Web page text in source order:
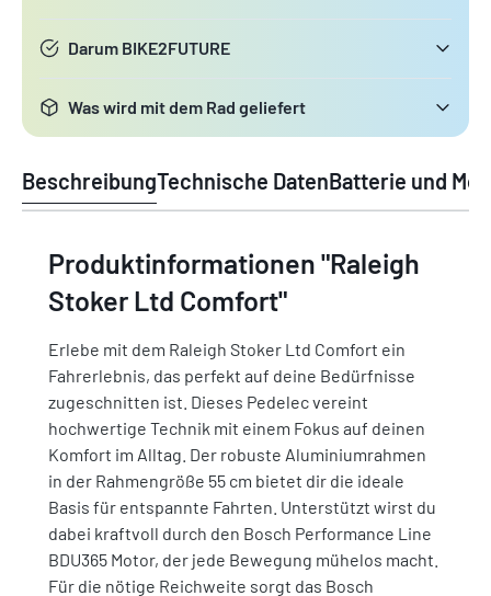
Darum BIKE2FUTURE
Was wird mit dem Rad geliefert
BeschreibungTechnische DatenBatterie und
Produktinformationen "Raleigh
Stoker Ltd Comfort"
Erlebe mit dem Raleigh Stoker Ltd Comfort ein
Fahrerlebnis, das perfekt auf deine Bedürfnisse
zugeschnitten ist. Dieses Pedelec vereint
hochwertige Technik mit einem Fokus auf deinen
Komfort im Alltag. Der robuste Aluminiumrahmen
in der Rahmengröße 55 cm bietet dir die ideale
Basis für entspannte Fahrten. Unterstützt wirst du
dabei kraftvoll durch den Bosch Performance Line
BDU365 Motor, der jede Bewegung mühelos macht.
Für die nötige Reichweite sorgt das Bosch